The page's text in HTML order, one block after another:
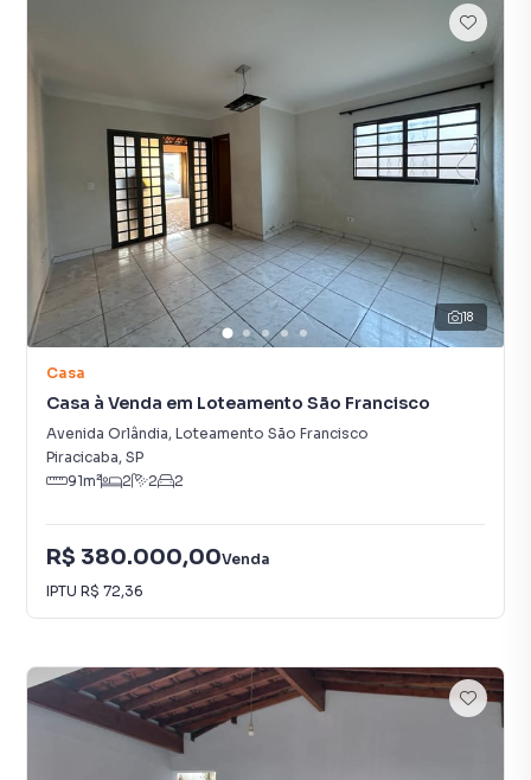
18
Casa
Casa à Venda em Loteamento São Francisco
Avenida Orlândia, Loteamento São Francisco
Piracicaba, SP
91m² 2 2 2
R$ 380.000,00Venda
IPTU R$ 72,36